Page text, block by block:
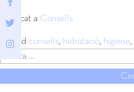
Publicat a Consells
Tagged consells, hidratació, higiene,